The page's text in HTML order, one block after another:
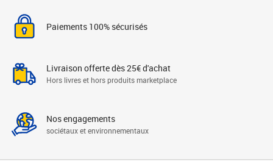
Paiements 100% sécurisés
Livraison offerte dès 25€ d'achat
Hors livres et hors produits marketplace
Nos engagements
sociétaux et environnementaux